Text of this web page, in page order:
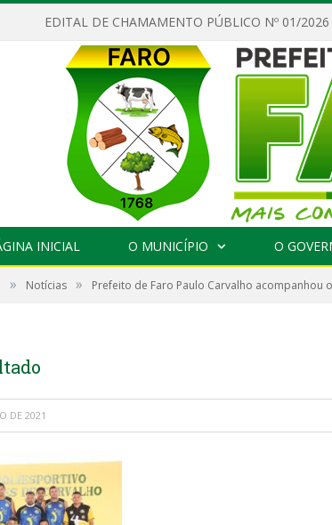
EDITAL DE CHAMAMENTO PÚBLICO Nº 01/
INICIAL O MUNICÍPIO O
» Notícias » Prefeito de Faro Paulo Carvalho acompanhou
DE 2021